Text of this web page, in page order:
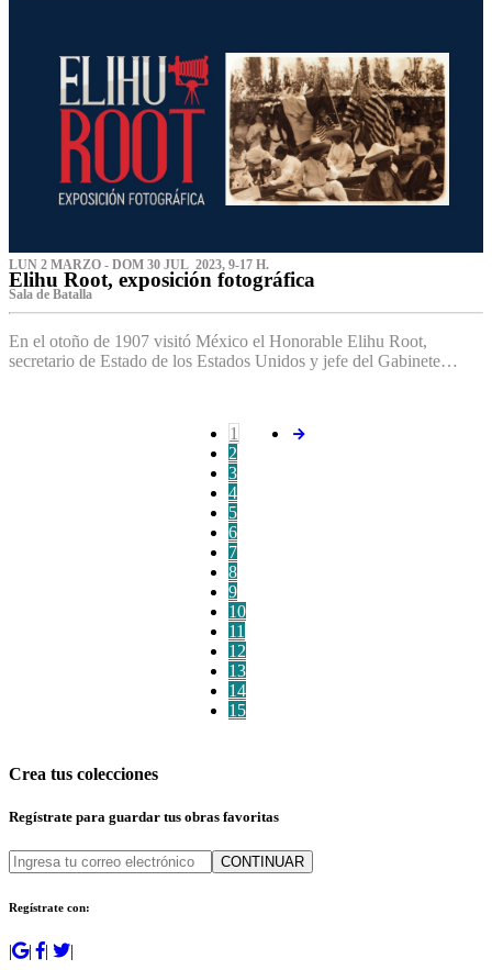
LUN 2 MARZO - DOM 30 JUL 2023, 9-17 H.
Elihu Root, exposición fotográfica
Sala de Batalla
En el otoño de 1907 visitó México el Honorable Elihu Root,
secretario de Estado de los Estados Unidos y jefe del Gabinete…
1
2
3
4
5
6
7
8
9
10
11
12
13
14
15
Crea tus colecciones
Regístrate para guardar tus obras favoritas
CONTINUAR
Regístrate con:
| | | |